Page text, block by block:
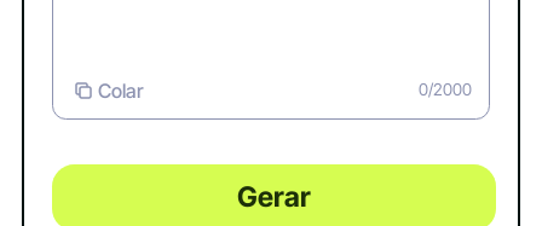
Colar 0/2000
Gerar